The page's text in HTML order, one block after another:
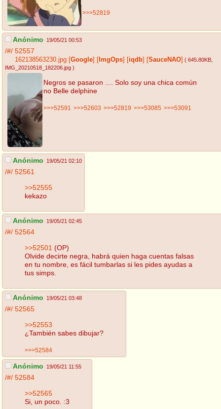
>>>52819
Anónimo 19/05/21 00:53
/#/ 52557
162138563230.jpg Google ImgOps iqdb SauceNAO ( 645.80KB
IMG_20210518_182206.jpg )
Negros se pasaron .... Solo soy una chica común
no Belle delphine
>>>52591 >>>52603 >>>52819 >>>53085 >>>53091
Anónimo 19/05/21 02:10
/#/ 52561
>>52555
kekazo
Anónimo 19/05/21 02:45
/#/ 52564
>>52501 (OP)
Olvide decirte negra, habrá quien haga cuentas falsas
en tu nombre, es fácil tumbarlas si les pides ayudas a
tus simps.
Anónimo 19/05/21 03:48
/#/ 52565
>>52553
¿También sabes dibujar?
>>>52584
Anónimo 19/05/21 11:55
/#/ 52584
>>52565
Si, un poco. :3